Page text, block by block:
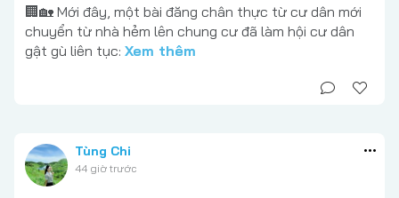
🏢🏡 Mới đây, một bài đăng chân thực từ cư dân mới
chuyển từ nhà hẻm lên chung cư đã làm hội cư dân
gật gù liên tục: Xem thêm
Tùng Chi
44 giờ trước